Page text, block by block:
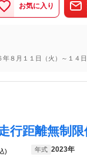
お気に入り
８月１１日（火）～１４日
) 年式 2023年